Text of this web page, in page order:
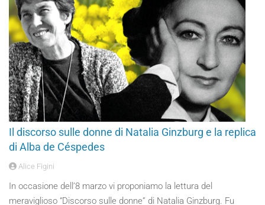
Il discorso sulle donne di Natalia Ginzburg e la replica
di Alba de Céspedes
Alice Figini
In occasione dell’8 marzo vi proponiamo la lettura del
meraviglioso “Discorso sulle donne” di Natalia Ginzburg. Fu